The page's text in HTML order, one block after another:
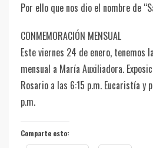
Por ello que nos dio el nombre de
CONMEMORACIÓN MENSUAL
Este viernes 24 de enero, tenemos
mensual a María Auxiliadora.
Rosario a las 6:15 p.m. Eucaristía y
p.m.
Comparte esto: